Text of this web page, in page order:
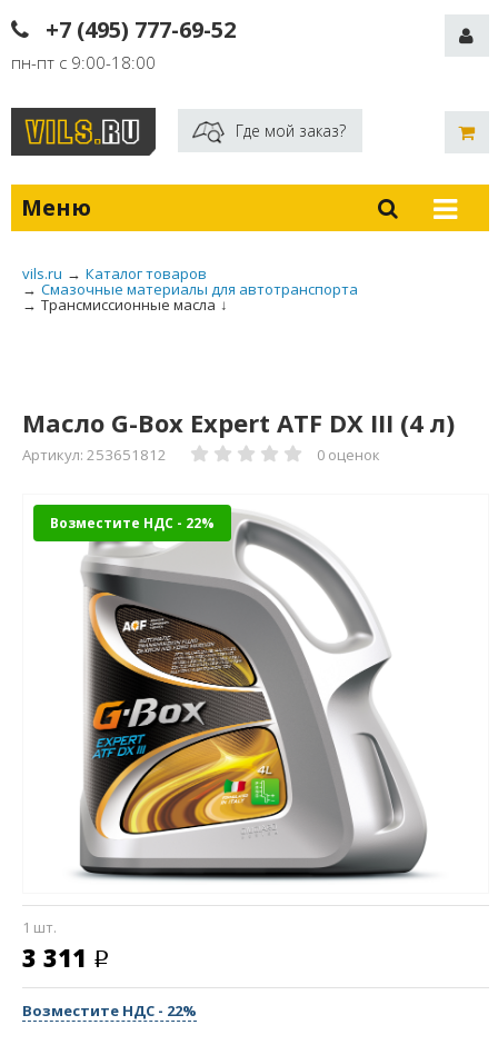
+7 (495) 777-69-52
пн-пт с 9:00-18:00
Где мой заказ?
Меню
vils.ru → Каталог товаров
→ Смазочные материалы для автотранспорта
→ Трансмиссионные масла ↓
Масло G-Box Expert ATF DX III (4 л)
Артикул: 253651812 0 оценок
Возместите НДС - 22%
1 шт.
3 311
Возместите НДС - 22%